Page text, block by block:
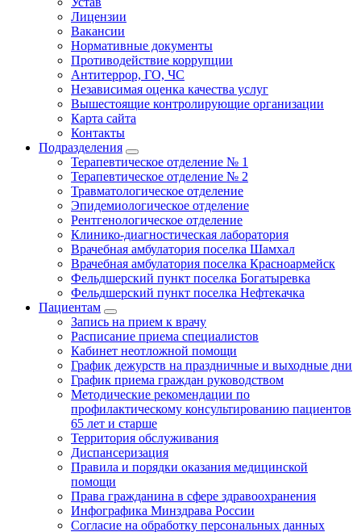
Лицензии
Вакансии
Нормативные документы
Противодействие коррупции
Антитеррор, ГО, ЧС
Независимая оценка качества услуг
Вышестоящие контролирующие организации
Карта сайта
Контакты
Подразделения
Терапевтическое отделение № 1
Терапевтическое отделение № 2
Травматологическое отделение
Эпидемиологическое отделение
Рентгенологическое отделение
Клинико-диагностическая лаборатория
Врачебная амбулатория поселка Шамхал
Врачебная амбулатория поселка Красноармейск
Фельдшерский пункт поселка Богатыревка
Фельдшерский пункт поселка Нефтекачка
Пациентам
Запись на прием к врачу
Расписание приема специалистов
Кабинет неотложной помощи
График дежурств на праздничные и выходные дни
График приема граждан руководством
Методические рекомендации по
профилактическому консультированию пациентов
65 лет и старше
Территория обслуживания
Диспансеризация
Правила и порядки оказания медицинской
помощи
Права гражданина в сфере здравоохранения
Инфографика Минздрава России
Согласие на обработку персональных данных